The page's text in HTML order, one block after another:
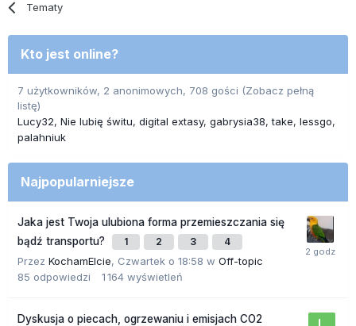
Tematy
Kto jest online?
7 użytkowników, 2 anonimowych, 708 gości (Zobacz pełną
listę)
Lucy32 Nie lubię świtu digital extasy gabrysia38 take lessgo
palahniuk
Najpopularniejsze
Jaka jest Twoja ulubiona forma przemieszczania się
bądź transportu?
1 2 3 4
Przez KochamElcie, Czwartek o 18:58 w Off-topic
85 odpowiedzi 1 164 wyświetleń
Dyskusja o piecach, ogrzewaniu i emisjach CO2